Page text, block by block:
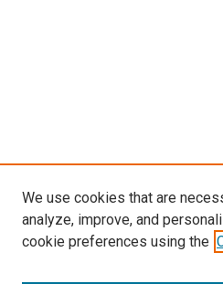
We use cookies that are
analyze, improve, and
cookie preferences using the